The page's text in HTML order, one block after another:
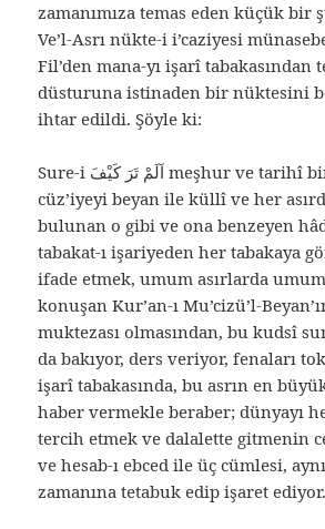
zamanımıza temas eden küçük bir
Ve’l-Asrı nükte-i i’caziyesi
Fil’den mana-yı işarî tabakasından
düsturuna istinaden bir nüktesini
ihtar edildi. Şöyle ki:
Sure-i اَلَمْ تَرَ كَيْفَ meşhur ve tarihî bir hâdise-i
cüz’iyeyi beyan ile küllî ve her
bulunan o gibi ve ona benzeyen
tabakat-ı işariyeden her tabakaya
ifade etmek, umum asırlarda
konuşan Kur’an-ı Mu’cizü’l-
muktezası olmasından, bu kudsî
da bakıyor, ders veriyor, fenaları
işarî tabakasında, bu asrın en
haber vermekle beraber; dünyayı
tercih etmek ve dalalette gitmenin
ve hesab-ı ebced ile üç cümlesi,
zamanına tetabuk edip işaret ediyor.